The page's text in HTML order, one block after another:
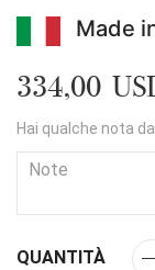
Made
334,00
Hai qualche nota
QUANTITÀ